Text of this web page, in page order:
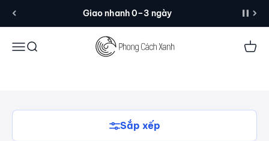
Giao nhanh 0–3 ngày
MenuTìm kiếm Giỏ
PUBG, Osu!,...
Cách Xanh.
Sắp xếp